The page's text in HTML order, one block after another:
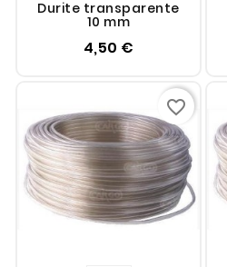
Durite transparente
10 mm
4,50 €
favorite_border